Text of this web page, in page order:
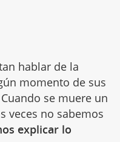
hablar de la
momento de sus
se muere un
veces no sabemos
explicar lo